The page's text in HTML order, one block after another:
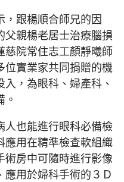
跟楊順合師兄的因
父親楊老居士治療腦損
慈院常住志工顏靜曦師
位實業家共同捐贈的機
，為眼科、婦產科、
也能進行眼科必備檢
應用在精準檢查軟組織
術房中可隨時進行影像
用於婦科手術的３Ｄ